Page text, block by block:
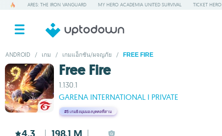
ARES: THE IRON VANGUARD MY HERO ACADEMIA UNITED SURVIVAL TICKET HERO
ANDROID / เกม / เกมแอ็กชัน/ผจญภัย / FREE FIRE
Free Fire
1.130.1
GARENA INTERNATIONAL I PRIVATE
#5 เกมยิงมุมมองบุคคลที่สาม